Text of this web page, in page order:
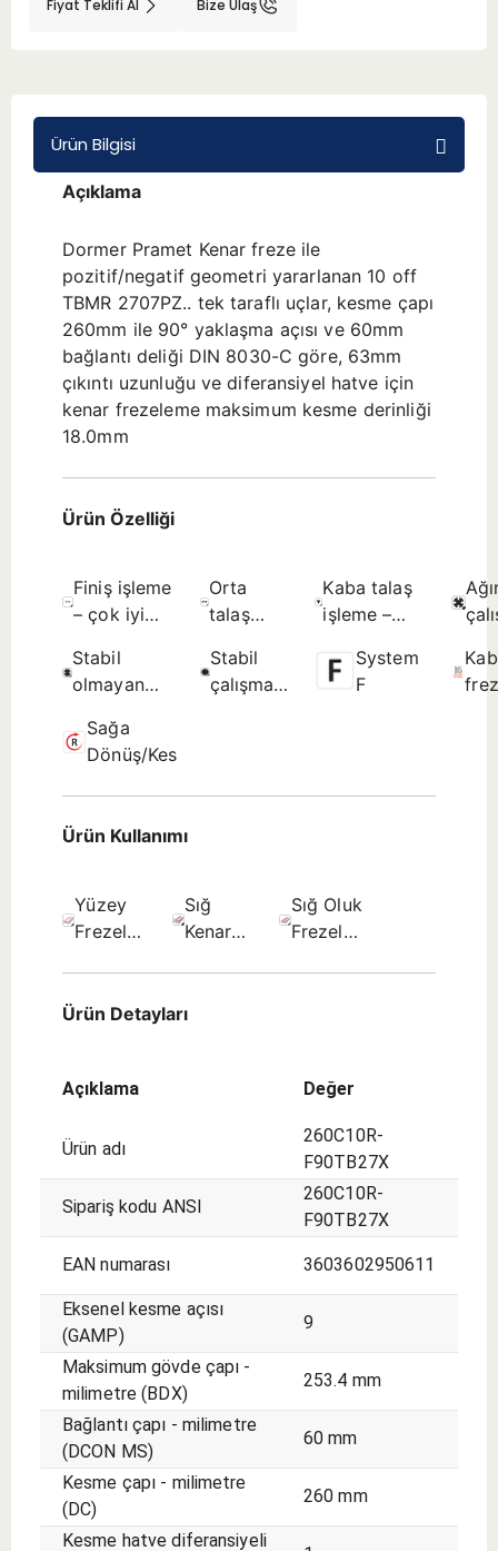
Adaptörler
Aksesuarlar
Fiyat Teklifi Al Bize Ulaş
Ürün Bilgisi
Açıklama
Dormer Pramet Kenar freze ile
pozitif/negatif geometri yararlanan 10 off
TBMR 2707PZ.. tek taraflı uçlar, kesme çapı
260mm ile 90° yaklaşma açısı ve 60mm
bağlantı deliği DIN 8030-C göre, 63mm
çıkıntı uzunluğu ve diferansiyel hatve için
kenar frezeleme maksimum kesme derinliği
18.0mm
Ürün Özelliği
Finiş işleme
– çok iyi
kalitesi -
Olası seçim.
Orta
talaş
iyi yüzey
kalitesi -
Kaba talaş
işleme –
yüzey
pürüzlülüğü
Stabil
olmayan
koşullarına
uygun -
Olası seçim.
Stabil
çalışma
seçim.
System
F
Sağa
Dönüş/Kesme
Ürün Kullanımı
Yüzey
Frezeleme
Sığ
Kenar
seçim.
Sığ Oluk
Frezeleme
Ürün Detayları
Açıklama Değer
Ürün adı
260C10R-
F90TB27X
Sipariş kodu ANSI
260C10R-
F90TB27X
EAN numarası 3603602950611
Eksenel kesme açısı
(GAMP)
9
Maksimum gövde çapı -
milimetre (BDX)
253.4 mm
Bağlantı çapı - milimetre
(DCON MS)
60 mm
Kesme çapı - milimetre
(DC)
260 mm
Kesme hatve diferansiyeli